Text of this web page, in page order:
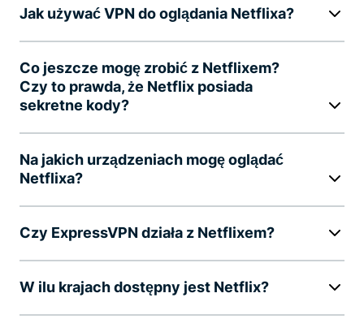
Jak używać VPN do oglądania Netflixa?
Co jeszcze mogę zrobić z Netflixem?
Czy to prawda, że Netflix posiada
sekretne kody?
Na jakich urządzeniach mogę oglądać
Netflixa?
Czy ExpressVPN działa z Netflixem?
W ilu krajach dostępny jest Netflix?